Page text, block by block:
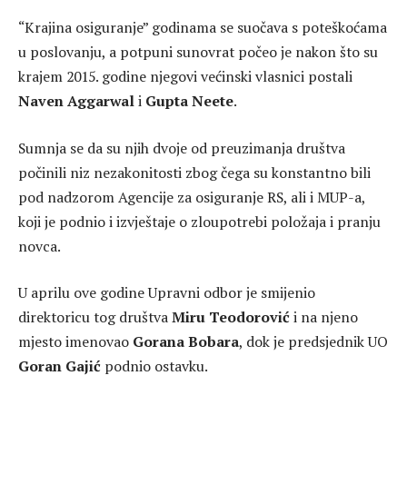
“Krajina osiguranje” godinama se suočava s poteškoćama
u poslovanju, a potpuni sunovrat počeo je nakon što su
krajem 2015. godine njegovi većinski vlasnici postali
Naven Aggarwali Gupta Neete.
Sumnja se da su njih dvoje od preuzimanja društva
počinili niz nezakonitosti zbog čega su konstantno bili
pod nadzorom Agencije za osiguranje RS, ali i MUP-a,
koji je podnio i izvještaje o zloupotrebi položaja i pranju
novca.
U aprilu ove godine Upravni odbor je smijenio
direktoricu tog društvaMiru Teodorovići na njeno
mjesto imenovao Gorana Bobara, dok je predsjednik UO
Goran Gajić podnio ostavku.